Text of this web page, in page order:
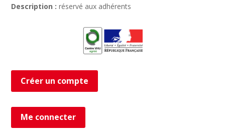
Description : réservé aux adhérents
Créer un compte
Me connecter